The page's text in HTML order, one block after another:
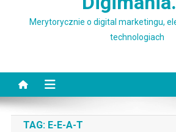
Merytorycznie o digital marketingu,
technologiach
TAG: E-E-A-T